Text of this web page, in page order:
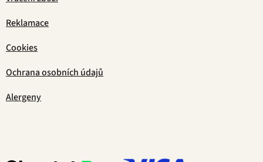
Reklamace
Cookies
Ochrana osobních údajů
Alergeny